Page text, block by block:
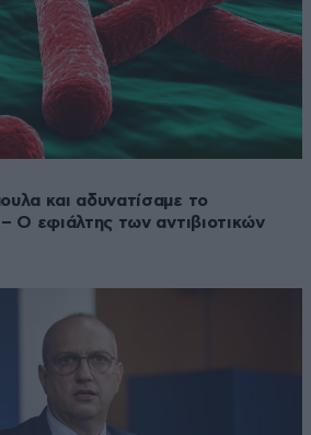
και αδυνατίσαμε το
Ο εφιάλτης των αντιβιοτικών